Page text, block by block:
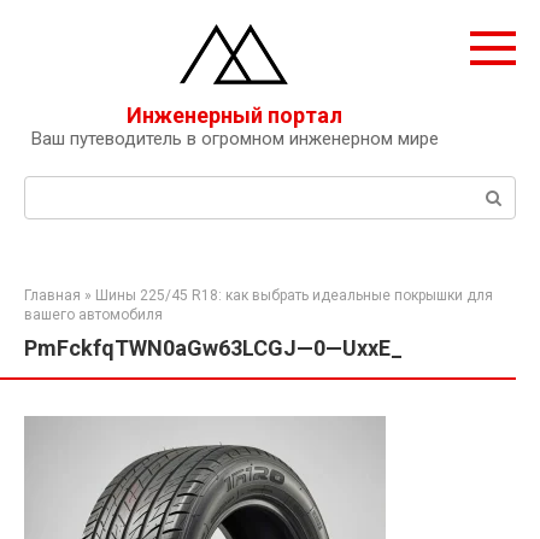
Инженерный портал
Ваш путеводитель в огромном инженерном мире
Поиск:
Главная » Шины 225/45 R18: как выбрать идеальные покрышки для
вашего автомобиля
PmFckfqTWN0aGw63LCGJ—0—UxxE_